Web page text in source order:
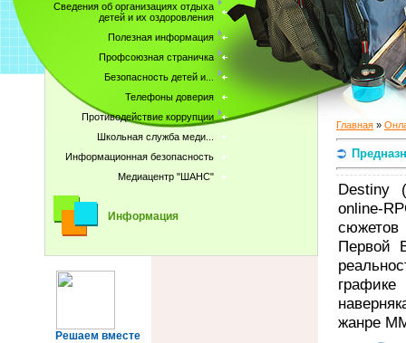
Сведения об организациях отдыха
детей и их оздоровления
Полезная информация
Профсоюзная страничка
Безопасность детей и...
Телефоны доверия
Противодействие коррупции
Школьная служба меди...
Информационная безопасность
Медиацентр "ШАНС"
Информация
Решаем вместе
Главная »
Destiny
online-
сюжетов
Первой
жанре